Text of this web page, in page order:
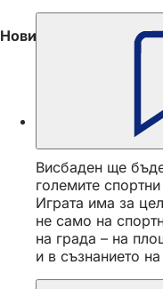
Новини от Висбаден,
Държавни игри
2029 във
Висбаден ще
големите
Играта има за
не само на
на града – на
и в съзнанието